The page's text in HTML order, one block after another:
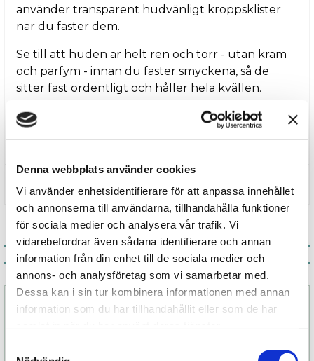
Denna webbplats använder cookies
Vi använder enhetsidentifierare för att anpassa innehållet
och annonserna till användarna, tillhandahålla funktioner
för sociala medier och analysera vår trafik. Vi
vidarebefordrar även sådana identifierare och annan
information från din enhet till de sociala medier och
annons- och analysföretag som vi samarbetar med.
Dessa kan i sin tur kombinera informationen med annan
information som du har tillhandahållit eller som de har
använder transparent hudvänligt kroppsklister
när du fäster dem.
Se till att huden är helt ren och torr - utan kräm
och parfym - innan du fäster smyckena, så de
sitter fast ordentligt och håller hela kvällen.
Smyckena är lättast att avlägsna från brösten
Associerade produkter